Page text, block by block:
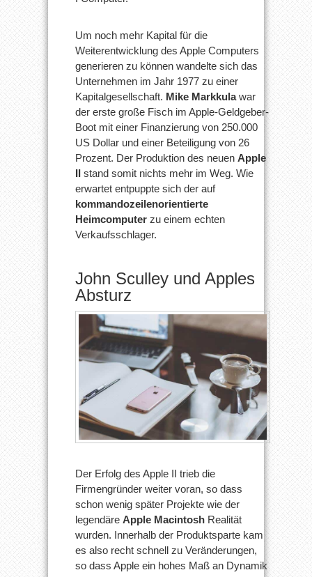
Um noch mehr Kapital für die
Weiterentwicklung des Apple Computers
generieren zu können wandelte sich das
Unternehmen im Jahr 1977 zu einer
Kapitalgesellschaft. Mike Markkulawar
der erste große Fisch im Apple-Geldgeber-
Boot mit einer Finanzierung von 250.000
US Dollar und einer Beteiligung von 26
Prozent. Der Produktion des neuen Apple
II stand somit nichts mehr im Weg. Wie
erwartet entpuppte sich der auf
kommandozeilenorientierte
Heimcomputer zu einem echten
Verkaufsschlager.
John Sculley und Apples
Absturz
Der Erfolg des Apple II trieb die
Firmengründer weiter voran, so dass
schon wenig später Projekte wie der
legendäre Apple Macintosh Realität
wurden. Innerhalb der Produktsparte kam
es also recht schnell zu Veränderungen,
so dass Apple ein hohes Maß an Dynamik